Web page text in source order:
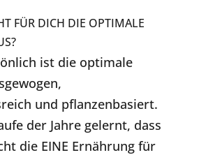
FÜR DICH DIE OPTIMALE
ist die optimale
und pflanzenbasiert.
der Jahre gelernt, dass
die EINE Ernährung für